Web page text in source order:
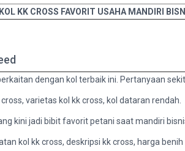
KK CROSS FAVORIT USAHA MANDIRI
dengan kol terbaik ini. Pertanyaan
varietas kol kk cross, kol dataran rendah.
kini jadi bibit favorit petani saat mandiri
kol kk cross, deskripsi kk cross, harga benih